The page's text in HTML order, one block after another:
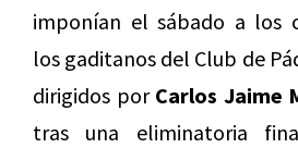
imponían el sábado a los
los gaditanos del Club de
dirigidos por Carlos Jaime
tras una eliminatoria